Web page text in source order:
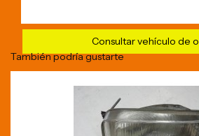
Consultar vehículo de
También podría gustarte